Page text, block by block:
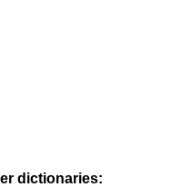
dictionaries: